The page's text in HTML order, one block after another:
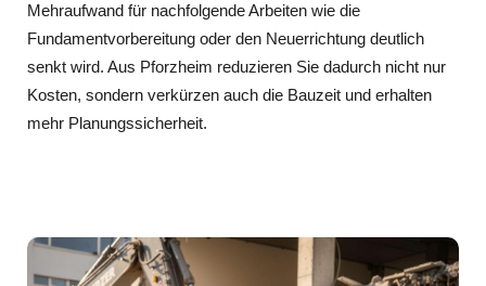
Mehraufwand für nachfolgende Arbeiten wie die
Fundamentvorbereitung oder den Neuerrichtung deutlich
senkt wird. Aus Pforzheim reduzieren Sie dadurch nicht nur
Kosten, sondern verkürzen auch die Bauzeit und erhalten
mehr Planungssicherheit.